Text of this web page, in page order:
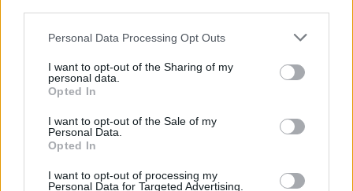
Please note that this website/app uses one or more Google
not limited to your visit or usage behaviour. You may click to
grant or deny consent to Google and its third-party tags to
use your data for below specified purposes in below Google
consent section.
Personal Data Processing Opt Outs
I want to opt-out of the Sharing of my
personal data.
Opted In
I want to opt-out of the Sale of my
Personal Data.
Opted In
I want to opt-out of processing my
Personal Data for Targeted Advertising.
megszólalására épült. Többszörös visszacsatolás,
azonban annyira kikezdhetetlen a végtermék, hogy
olyan, mintha a producerek Noel és Lennon fejével
gondolkodtak volna, amikor rendbe tették Liam
dalötleteit.